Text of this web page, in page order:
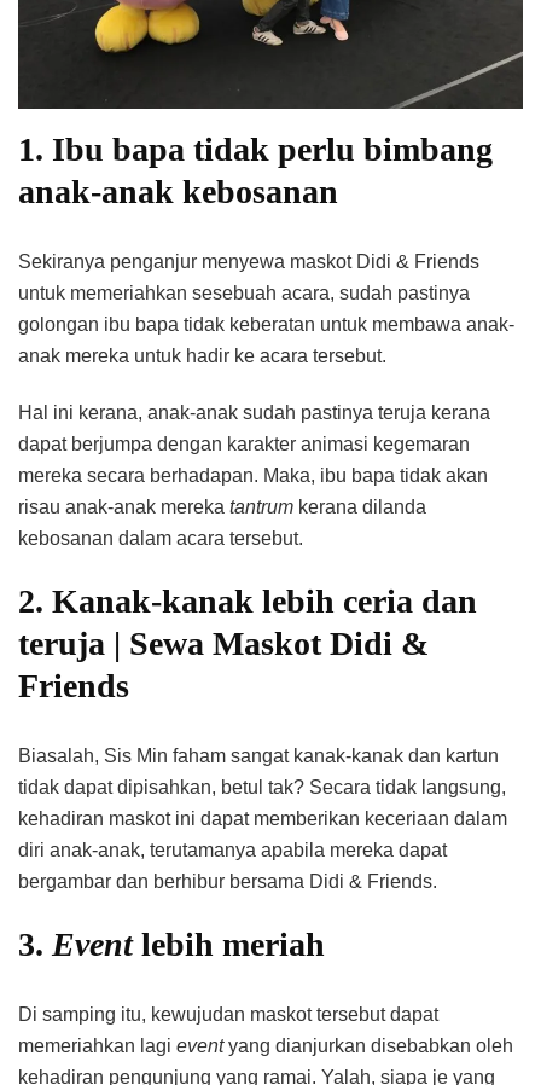
1. Ibu bapa tidak perlu bimbang
anak-anak kebosanan
Sekiranya penganjur menyewa maskot Didi & Friends
untuk memeriahkan sesebuah acara, sudah pastinya
golongan ibu bapa tidak keberatan untuk membawa anak-
anak mereka untuk hadir ke acara tersebut.
Hal ini kerana, anak-anak sudah pastinya teruja kerana
dapat berjumpa dengan karakter animasi kegemaran
mereka secara berhadapan. Maka, ibu bapa tidak akan
risau anak-anak mereka tantrum kerana dilanda
kebosanan dalam acara tersebut.
2. Kanak-kanak lebih ceria dan
teruja | Sewa Maskot Didi &
Friends
Biasalah, Sis Min faham sangat kanak-kanak dan kartun
tidak dapat dipisahkan, betul tak? Secara tidak langsung,
kehadiran maskot ini dapat memberikan keceriaan dalam
diri anak-anak, terutamanya apabila mereka dapat
bergambar dan berhibur bersama Didi & Friends.
3. Eventlebih meriah
Di samping itu, kewujudan maskot tersebut dapat
memeriahkan lagi eventyang dianjurkan disebabkan oleh
kehadiran pengunjung yang ramai. Yalah, siapa je yang